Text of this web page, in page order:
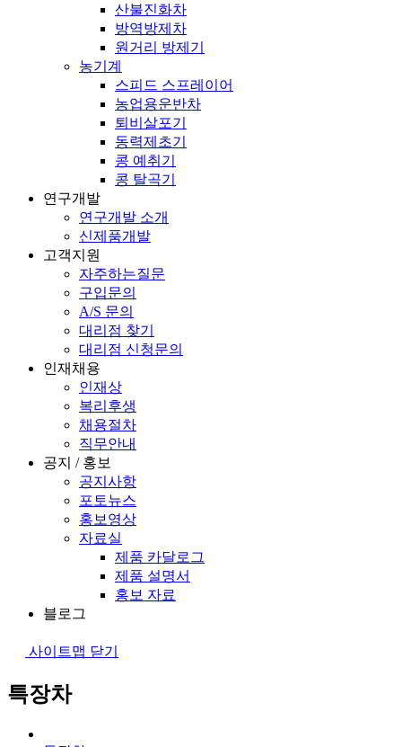
산불진화차
방역방제차
원거리 방제기
농기계
스피드 스프레이어
농업용운반차
퇴비살포기
동력제초기
콩 예취기
콩 탈곡기
연구개발
연구개발 소개
신제품개발
고객지원
자주하는질문
구입문의
A/S 문의
대리점 찾기
대리점 신청문의
인재채용
인재상
복리후생
채용절차
직무안내
공지 / 홍보
공지사항
포토뉴스
홍보영상
자료실
제품 카달로그
제품 설명서
홍보 자료
블로그
사이트맵 닫기
특장차